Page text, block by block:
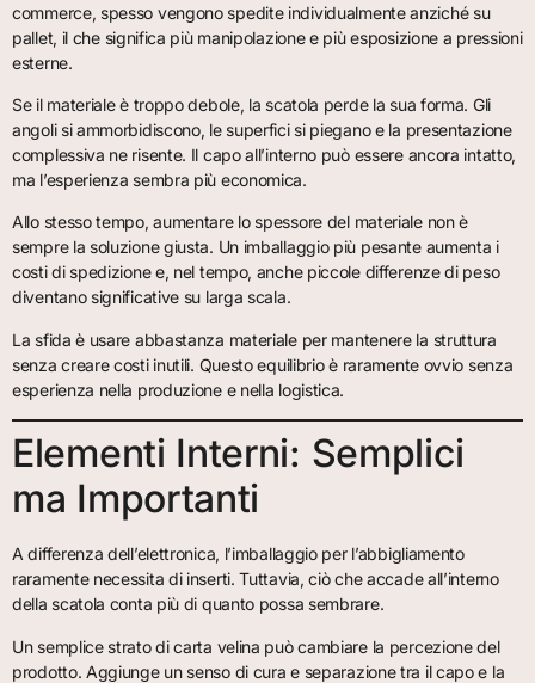
commerce, spesso vengono spedite individualmente anziché su
pallet, il che significa più manipolazione e più esposizione a pressioni
esterne.
Se il materiale è troppo debole, la scatola perde la sua forma. Gli
angoli si ammorbidiscono, le superfici si piegano e la presentazione
complessiva ne risente. Il capo all’interno può essere ancora intatto,
ma l’esperienza sembra più economica.
Allo stesso tempo, aumentare lo spessore del materiale non è
sempre la soluzione giusta. Un imballaggio più pesante aumenta i
costi di spedizione e, nel tempo, anche piccole differenze di peso
diventano significative su larga scala.
La sfida è usare abbastanza materiale per mantenere la struttura
senza creare costi inutili. Questo equilibrio è raramente ovvio senza
esperienza nella produzione e nella logistica.
Elementi Interni: Semplici
ma Importanti
A differenza dell’elettronica, l’imballaggio per l’abbigliamento
raramente necessita di inserti. Tuttavia, ciò che accade all’interno
della scatola conta più di quanto possa sembrare.
Un semplice strato di carta velina può cambiare la percezione del
prodotto. Aggiunge un senso di cura e separazione tra il capo e la